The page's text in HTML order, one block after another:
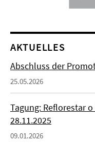
AKTUELLES
Abschluss der
25.05.2026
Tagung: Reflorestar
28.11.2025
09.01.2026